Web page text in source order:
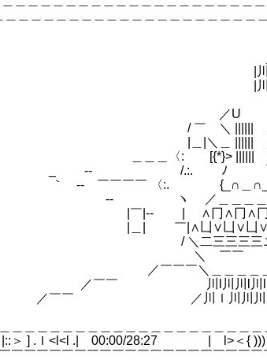
| ＿＿ | |
| __/川川 __
| |川川川彡彡}／ |
| |川川川彡三ﾆ-
| ┴――― ､ﾆ三ﾆ- ―ーッ
| ／U ＼三
| / ￣ ＼ ||||||
| |＿|＼＿ |||||| ／
| ＿＿＿〈: [{*}>
| _ -‐ /.:.￣￣ ﾉ ＼ ￣￣ :|
| ｀ ‐- ￣￣￣￣ 〈:. {_∩＿
| ‐- ヽ ／＿＿
| |￣|‐- | ∧冂∧冂∧冂∧、 :| .／
| |＿| ￣|∧凵∨凵∨凵
| / ＼二三三三三ニ
| ＼ ￣￣ ￣
| ／￣￣￣＼
| ／￣￣ 川l川
| ／￣￣ ／川ｌ
| | | |＿|＿＿
＿＿＿＿＿＿＿＿＿＿＿＿＿＿＿＿＿＿＿＿
|::＞ ] .Ｉ<l<l .| 00:00/28:27 | l>＜{
￣￣￣￣￣￣￣￣￣￣￣￣￣￣￣￣￣￣
ようです (1)